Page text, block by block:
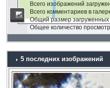
Всего изображений
Всего комментариев в
Общий размер
Общее количество
5 последних изображений